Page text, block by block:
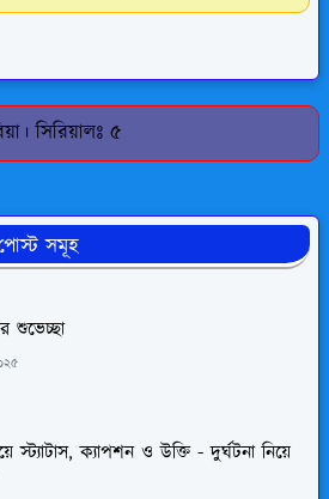
সিরিয়ালঃ ৫
সমূহ
শুভেচ্ছা
স্ট্যাটাস, ক্যাপশন ও উক্তি - দুর্ঘটনা নিয়ে